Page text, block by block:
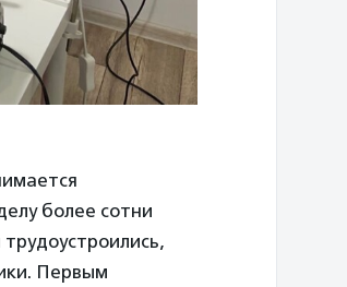
более сотни
Первым